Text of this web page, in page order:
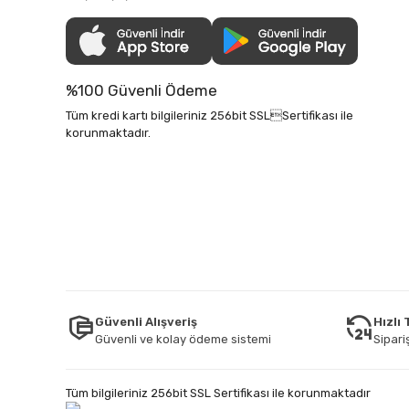
%100 Güvenli Ödeme
Tüm kredi kartı bilgileriniz 256bit SSLSertifikası ile
korunmaktadır.
Güvenli Alışveriş
Güvenli ve kolay ödeme sistemi
Hızlı
Tüm bilgileriniz 256bit SSL Sertifikası ile korunmaktadır